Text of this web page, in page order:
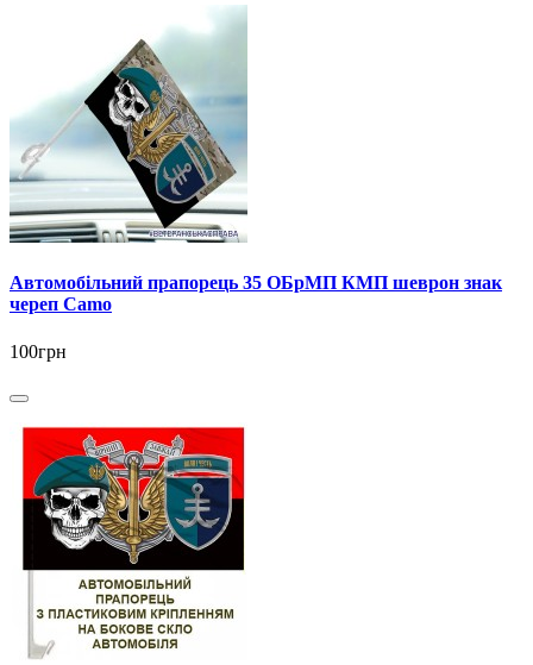
Автомобільний прапорець 35 ОБрМП КМП шеврон знак
череп Camo
100грн